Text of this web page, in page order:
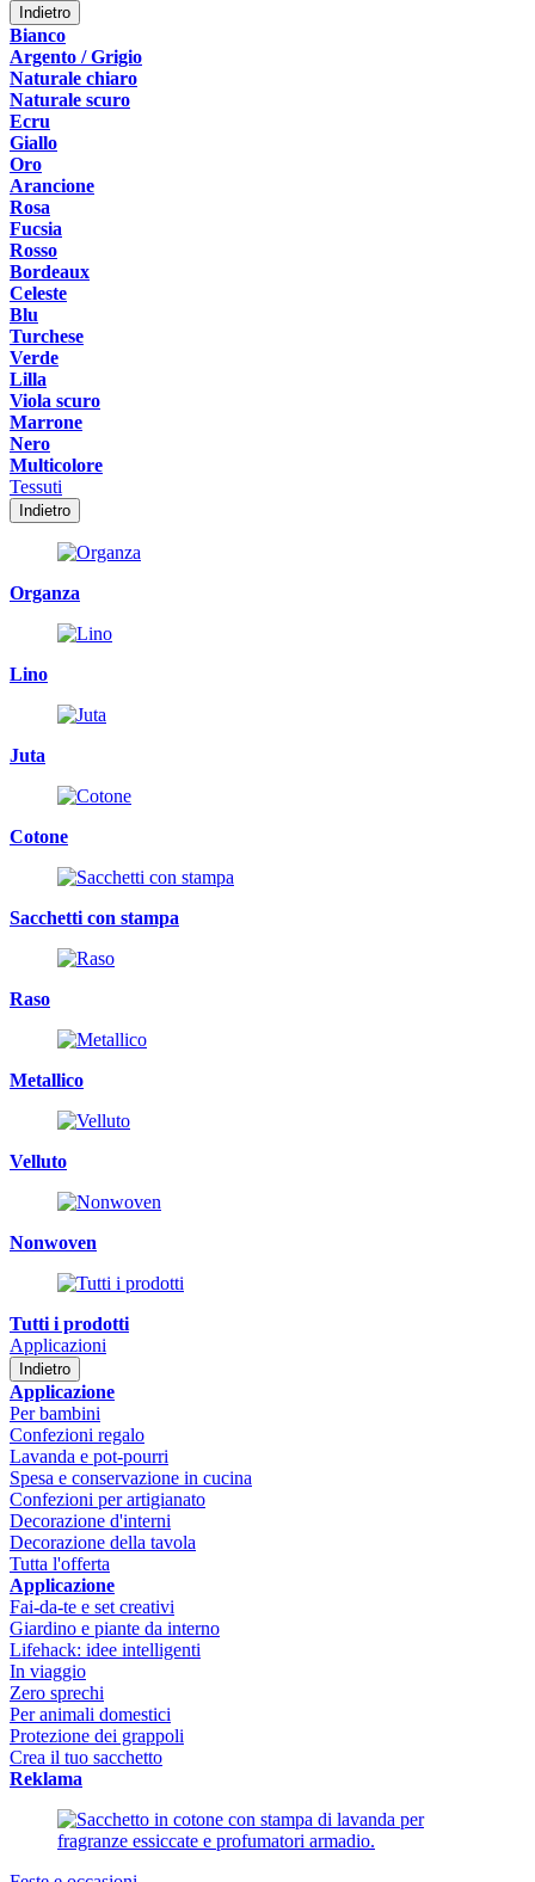
Indietro
Bianco
Argento / Grigio
Naturale chiaro
Naturale scuro
Ecru
Giallo
Oro
Arancione
Rosa
Fucsia
Rosso
Bordeaux
Celeste
Blu
Turchese
Verde
Lilla
Viola scuro
Marrone
Nero
Multicolore
Tessuti
Indietro
Organza
Lino
Juta
Cotone
Sacchetti con stampa
Raso
Metallico
Velluto
Nonwoven
Tutti i prodotti
Applicazioni
Indietro
Applicazione
Per bambini
Confezioni regalo
Lavanda e pot-pourri
Spesa e conservazione in cucina
Confezioni per artigianato
Decorazione d'interni
Decorazione della tavola
Tutta l'offerta
Applicazione
Fai-da-te e set creativi
Giardino e piante da interno
Lifehack: idee intelligenti
In viaggio
Zero sprechi
Per animali domestici
Protezione dei grappoli
Crea il tuo sacchetto
Reklama